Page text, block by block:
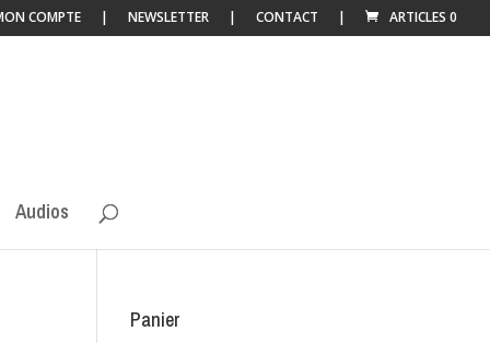
COMPTE NEWSLETTER CONTACT ARTICLES 0
Audios
Panier